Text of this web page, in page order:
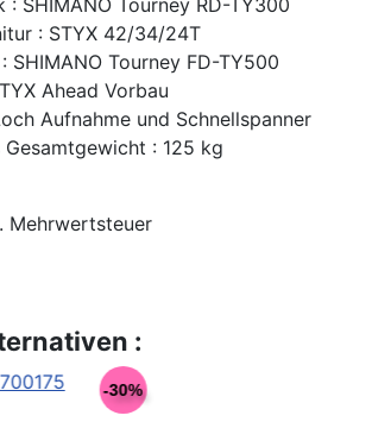
: STYX 42/34/24T
SHIMANO Tourney FD-TY500
Ahead Vorbau
Aufnahme und Schnellspanner
Gesamtgewicht : 125 kg
Mehrwertsteuer
: